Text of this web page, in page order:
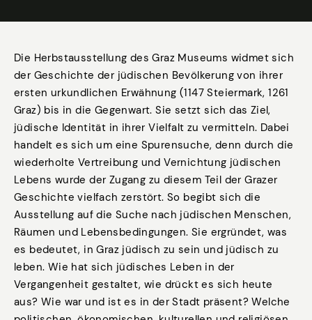
Die Herbstausstellung des Graz Museums widmet sich
der Geschichte der jüdischen Bevölkerung von ihrer
ersten urkundlichen Erwähnung (1147 Steiermark, 1261
Graz) bis in die Gegenwart. Sie setzt sich das Ziel,
jüdische Identität in ihrer Vielfalt zu vermitteln. Dabei
handelt es sich um eine Spurensuche, denn durch die
wiederholte Vertreibung und Vernichtung jüdischen
Lebens wurde der Zugang zu diesem Teil der Grazer
Geschichte vielfach zerstört. So begibt sich die
Ausstellung auf die Suche nach jüdischen Menschen,
Räumen und Lebensbedingungen. Sie ergründet, was
es bedeutet, in Graz jüdisch zu sein und jüdisch zu
leben. Wie hat sich jüdisches Leben in der
Vergangenheit gestaltet, wie drückt es sich heute
aus? Wie war und ist es in der Stadt präsent? Welche